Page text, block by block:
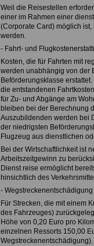
Weil die Reisestellen
einer im Rahmen einer
(Corporate Card) möglich
werden.
- Fahrt- und
Kosten, die für Fahrten mit
werden unabhängig von der
Beförderungsklasse
die entstandenen
für Zu- und Abgänge am
bleiben bei der Berechnung
Auszubildenden werden bei
der niedrigsten
Flugzeug aus dienstlichen
Bei der Wirtschaftlichkeit ist
Arbeitszeitgewinn zu
Dienst reise ermöglicht
hinsichtlich des
- Wegstreckenentschädigung
Für Strecken, die mit einem
des Fahrzeuges)
Höhe von 0,20 Euro pro
einzelnen Ressorts 150,00
Wegstreckenentschädigung).